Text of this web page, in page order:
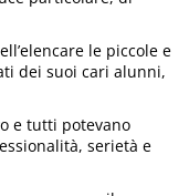
le piccole e
dei suoi cari alunni,
e tutti potevano
serietà e